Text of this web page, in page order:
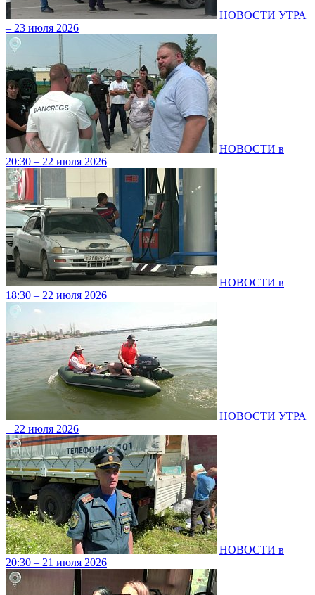
НОВОСТИ УТРА
– 23 июля 2026
НОВОСТИ в
20:30 – 22 июля 2026
НОВОСТИ в
18:30 – 22 июля 2026
НОВОСТИ УТРА
– 22 июля 2026
НОВОСТИ в
20:30 – 21 июля 2026